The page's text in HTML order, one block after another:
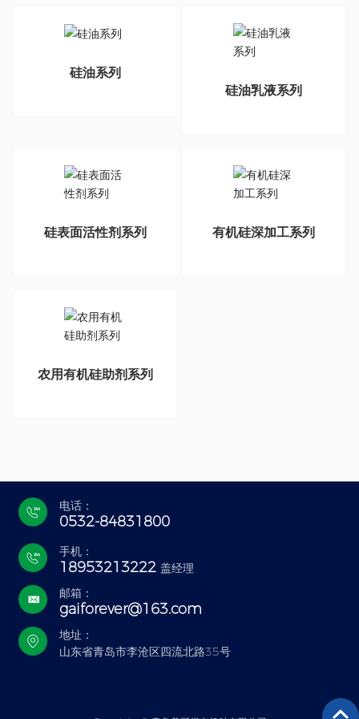
硅油系列
硅油乳液系列
硅表面活性剂系列 有机硅深加工系列
农用有机硅助剂系列
电话：
0532-84831800
手机：
18953213222 盖经理
邮箱：
gaiforever@163.com
地址：
山东省青岛市李沧区四流北路35号